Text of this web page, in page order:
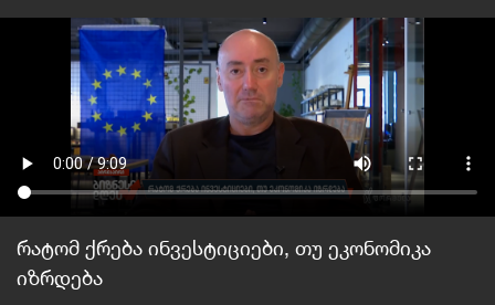
რატომ ქრება ინვესტიციები, თუ ეკონომიკა
იზრდება